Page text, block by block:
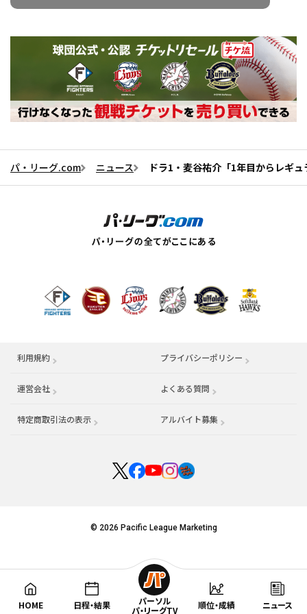
パ・リーグ.com ニュース ドラ1・麦谷祐介「1年目からレギ
利用規約 プライバシーポリシー
運営会社 （別ウィンドウで開く） よくある質問
特定商取引法の表示 アルバイト募集 （別ウィンドウで開く
© 2026 Pacific League Marketing
HOME 日程・結果
パーソル
パ・リーグTV
順位・成績 ニュース